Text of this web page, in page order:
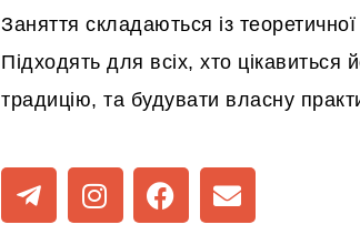
Заняття складаються із теоретичної
Підходять для всіх, хто цікавиться
традицію, та будувати власну